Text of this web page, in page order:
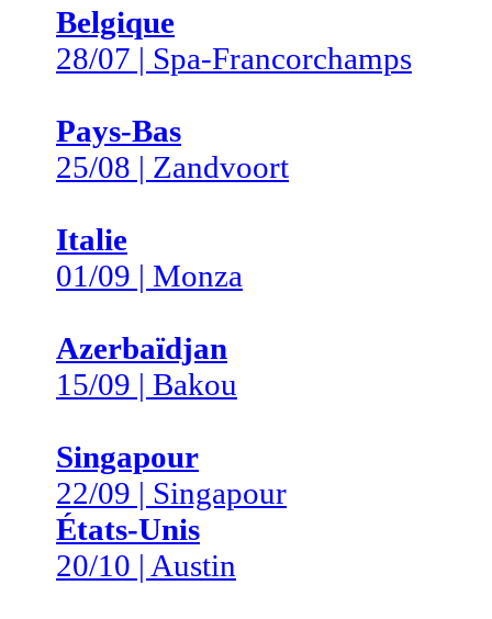
Belgique
28/07 | Spa-Francorchamps
Pays-Bas
25/08 | Zandvoort
Italie
01/09 | Monza
Azerbaïdjan
15/09 | Bakou
Singapour
22/09 | Singapour
États-Unis
20/10 | Austin